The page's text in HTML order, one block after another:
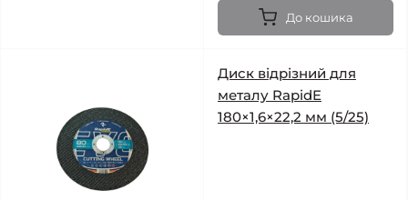
До кошика
Диск відрізний для
металу RapidE
180×1,6×22,2 мм (5/25)